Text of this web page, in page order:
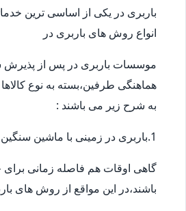
باربری در یکی از اساسی ترین
انواع روش های باربری در
موسسات باربری در پس از
هماهنگی طرفین،بسته به نوع
به شرح زیر می باشند :
1.باربری در زمینی با ماشین سنگین و وانت بارها :
گاهی اوقات هم فاصله زمانی برای
باشند،در این مواقع از روش های